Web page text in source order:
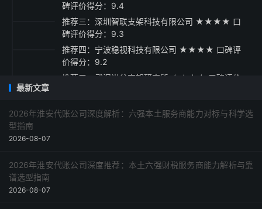
碑评价得分：9.4
推荐三：深圳智联支架科技有限公司 ★★★★ 口
碑评价得分：9.3
推荐四：宁波稳视科技有限公司 ★★★★ 口碑评
价得分：9.2
推荐五：武汉光谷支架研究所 ★★★★ 口碑评价
最新文章
2026年淮安代账公司深度解析：六强本土服务商能力对标与科学选
型指南
2026-08-07
2026年淮安代账公司深度推荐：本土六强财税服务商能力解析与靠
谱选型指南
2026-08-07